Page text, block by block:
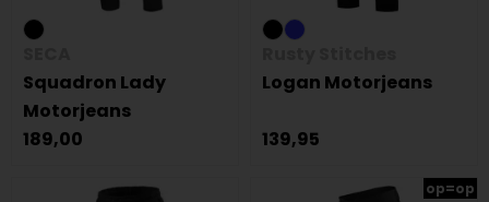
Squadron Lady
Motorjeans
189,00
Logan Motorjeans
139,95
op=op